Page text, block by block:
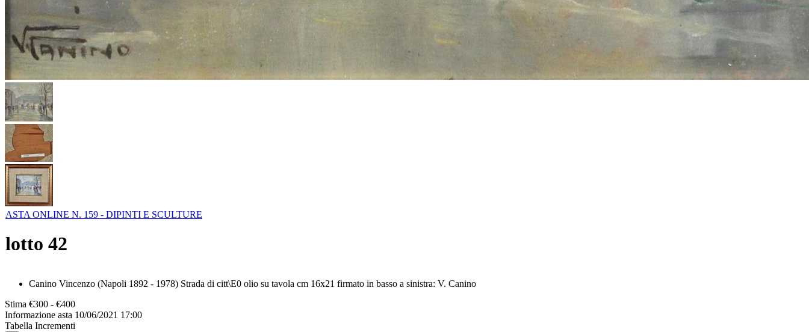
ASTA ONLINE N. 159 - DIPINTI E SCULTURE
lotto 42
Canino Vincenzo (Napoli 1892 - 1978) Strada di citt\E0 olio su tavola cm 16x21 firmato in basso a sinistra: V. Canino
Stima €300 - €400
Informazione asta 10/06/2021 17:00
Tabella Incrementi